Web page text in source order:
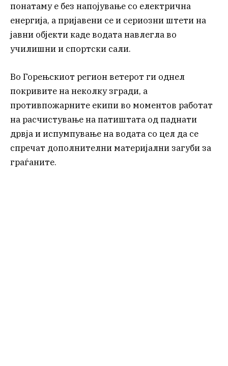
понатаму е без напојување со електрична
енергија, а пријавени се и сериозни штети на
јавни објекти каде водата навлегла во
училишни и спортски сали.
Во Горењскиот регион ветерот ги однел
покривите на неколку згради, а
противпожарните екипи во моментов работат
на расчистување на патиштата од паднати
дрвја и испумпување на водата со цел да се
спречат дополнителни материјални загуби за
граѓаните.